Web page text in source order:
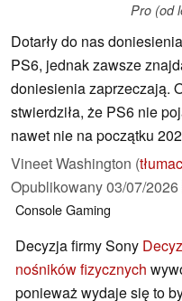
Pro (od
Dotarły do nas
PS6, jednak zawsze
doniesienia zaprzeczają.
stwierdziła, że PS6 nie
nawet nie na początku
Vineet Washington (
Opublikowany03/07/2026
ConsoleGaming
Decyzja firmy Sony
nośników fizycznych
ponieważ wydaje się to